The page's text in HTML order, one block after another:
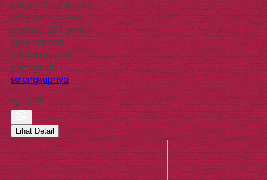
bahan dasar kertas
ivory / art carton
gramasi 260 gsm,
seperti pada
contoh display
gambar di…
selengkapnya
Rp 7.500
Lihat Detail